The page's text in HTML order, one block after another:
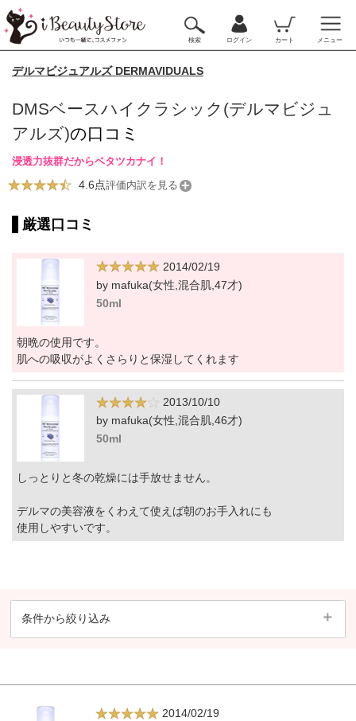
検索 ログイン カート メニュー
デルマビジュアルズ DERMAVIDUALS
DMSベースハイクラシック(デルマビジュ
アルズ)の口コミ
浸透力抜群だからベタツカナイ！
4.6点評価内訳を見る
厳選口コミ
2014/02/19
by mafuka(女性,混合肌,47才)
50ml
朝晩の使用です。
肌への吸収がよくさらりと保湿してくれます
2013/10/10
by mafuka(女性,混合肌,46才)
50ml
しっとりと冬の乾燥には手放せません。
デルマの美容液をくわえて使えば朝のお手入れにも
使用しやすいです。
条件から絞り込み
2014/02/19